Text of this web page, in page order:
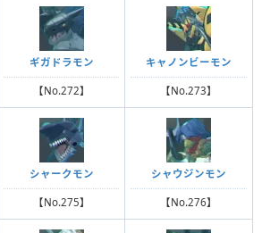
ギガドラモン
【No.272】
キャノンビーモン
【No.273】
シャークモン
【No.275】
シャウジンモン
【No.276】